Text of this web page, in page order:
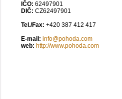
IČO: 62497901
DIČ: CZ62497901
Tel./Fax: +420 387 412 417
E-mail: info@pohoda.com
web: http://www.pohoda.com